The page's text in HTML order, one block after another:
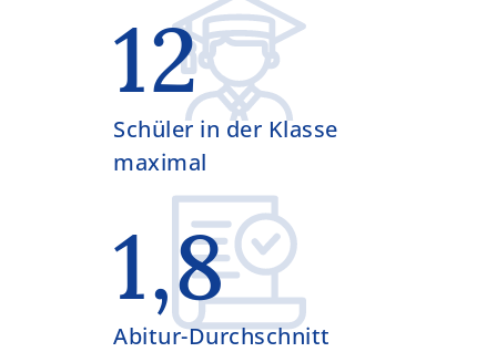
12
Schüler in der Klasse
maximal
1,8
Abitur-Durchschnitt